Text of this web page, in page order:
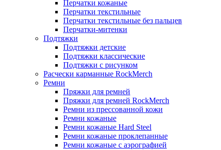
Перчатки кожаные
Перчатки текстильные
Перчатки текстильные без пальцев
Перчатки-митенки
Подтяжки
Подтяжки детские
Подтяжки классические
Подтяжки с рисунком
Расчески карманные RockMerch
Ремни
Пряжки для ремней
Пряжки для ремней RockMerch
Ремни из прессованной кожи
Ремни кожаные
Ремни кожаные Hard Steel
Ремни кожаные проклепанные
Ремни кожаные с аэрографией